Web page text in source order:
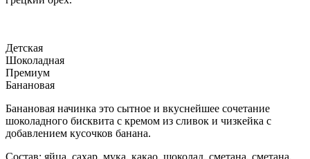
Детская
Шоколадная
Премиум
Банановая
Банановая начинка это сытное и вкуснейшее сочетание
шоколадного бисквита с кремом из сливок и чизкейка с
добавлением кусочков банана.
Состав: яйца, сахар, мука, какао, шоколад, сметана, сметана,